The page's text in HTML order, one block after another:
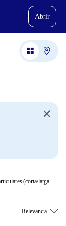
Abrir
(corta/larga